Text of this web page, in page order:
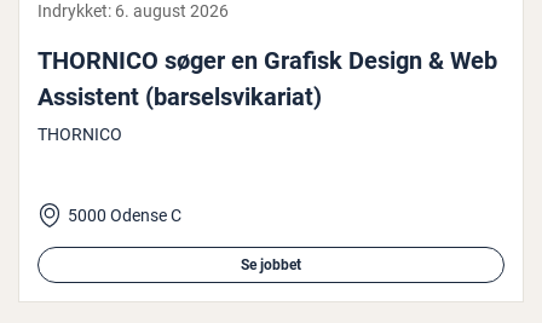
Indrykket: 6. august 2026
THORNICO søger en Grafisk Design & Web
Assistent (bar­selsvi­ka­ri­at)
THORNICO
5000 Odense C
Se jobbet